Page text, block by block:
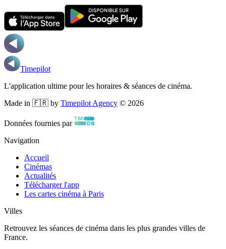
Timepilot
L'application ultime pour les horaires & séances de cinéma.
Made in 🇫🇷 by Timepilot Agency © 2026
Données fournies par
Navigation
Accueil
Cinémas
Actualités
Télécharger l'app
Les cartes cinéma à Paris
Villes
Retrouvez les séances de cinéma dans les plus grandes villes de
France.